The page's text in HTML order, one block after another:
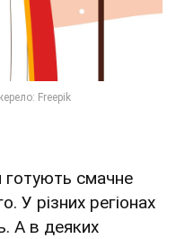
смачне
У різних регіонах
А в деяких